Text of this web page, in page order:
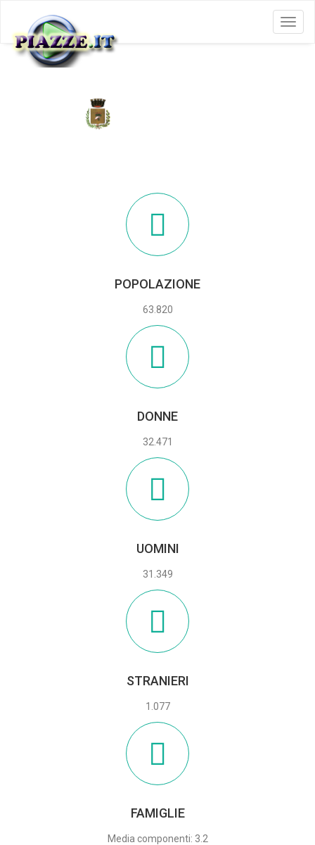
Menu
POPOLAZIONE
63.820
DONNE
32.471
UOMINI
31.349
STRANIERI
1.077
FAMIGLIE
Media componenti: 3.2